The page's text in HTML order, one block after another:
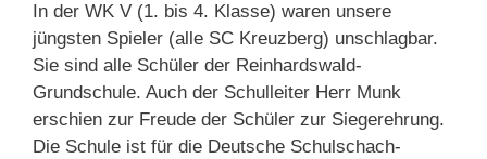
In der WK V (1. bis 4. Klasse) waren unsere
jüngsten Spieler (alle SC Kreuzberg) unschlagbar.
Sie sind alle Schüler der Reinhardswald-
Grundschule. Auch der Schulleiter Herr Munk
erschien zur Freude der Schüler zur Siegerehrung.
Die Schule ist für die Deutsche Schulschach-